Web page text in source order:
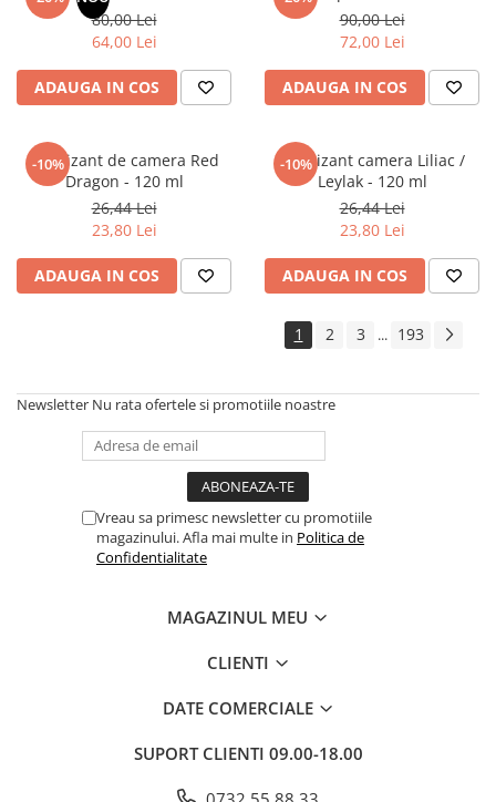
80,00 Lei
64,00 Lei
ADAUGA IN COS
90,00 Lei
72,00 Lei
ADAUGA IN COS
-10%
Odorizant de camera Red
Dragon - 120 ml
26,44 Lei
23,80 Lei
ADAUGA IN COS
-10%
Odorizant camera Liliac /
Leylak - 120 ml
26,44 Lei
23,80 Lei
ADAUGA IN COS
1 2 3 ... 193
Newsletter Nu rata ofertele si promotiile noastre
Vreau sa primesc newsletter cu promotiile
magazinului. Afla mai multe in Politica de
Confidentialitate
MAGAZINUL MEU
CLIENTI
DATE COMERCIALE
SUPORT CLIENTI 09.00-18.00